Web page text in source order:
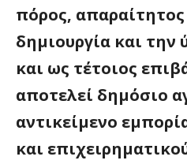
πόρος, απαραίτητος
δημιουργία και
και ως τέτοιος
αποτελεί δημόσιο
αντικείμενο
και